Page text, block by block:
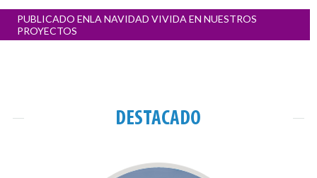
Navegación
entradas
PUBLICADO ENLA NAVIDAD VIVIDA EN NUESTROS
PROYECTOS
DESTACADO